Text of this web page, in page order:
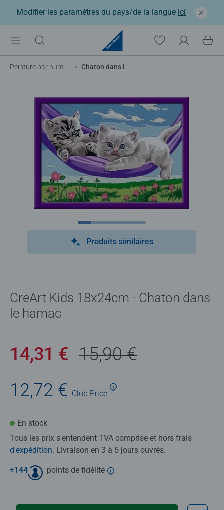
Modifier les paramètres du pays/de la langue ici
Peinture par numéros enfant Chaton dans le hamac
Produits similaires
CreArt Kids 18x24cm - Chaton dans
le hamac
14,31 € 15,90 €
12,72 € Club Price
En stock
Tous les prix s'entendent TVA comprise et hors frais
d'expédition. Livraison en 3 à 5 jours ouvrés.
+144 points de fidélité